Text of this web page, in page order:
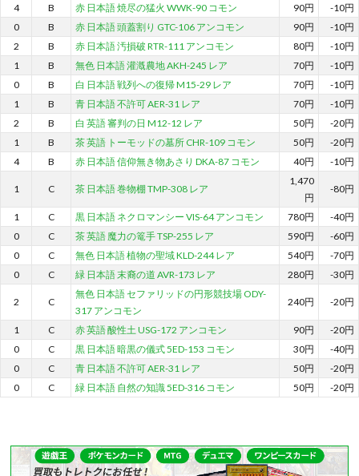
4
B 赤 日本語 焼尽の猛火 WWK-90 コモン 90円
-10円
0
B 赤 日本語 頭蓋割り GTC-106 アンコモン 90円
-10円
2
B 赤 日本語 汚損破 RTR-111 アンコモン 80円
-10円
1
B 無色 日本語 灌漑農地 AKH-245 レア 70円
-10円
0
B 白 日本語 戦列への復帰 M15-29 レア 70円
-10円
1
B 青 日本語 不許可 AER-31 レア 70円
-10円
2
B 白 英語 審判の日 M12-12 レア 50円
-20円
1
B 茶 英語 トーモッドの墓所 CHR-109 コモン 50円
-20円
4
B 赤 日本語 信仰無き物あさり DKA-87 コモン 40円 -10円
1 C 茶 日本語 巻物棚 TMP-308 レア
1,470
円
-80円
1 C 黒 日本語 ネクロマンシー VIS-64 アンコモン 780円
-40円
0
C 茶 英語 魔力の篭手 TSP-255 レア 590円
-60円
0
C 無色 日本語 植物の聖域 KLD-244 レア 540円
-70円
0
C 緑 日本語 末裔の道 AVR-173 レア 280円 -30円
2 C
無色 日本語 セファリッドの円形競技場 ODY-
317 アンコモン
240円 -20円
1 C 赤 英語 酸性土 USG-172 アンコモン 90円
-20円
0
C 黒 日本語 暗黒の儀式 5ED-153 コモン 30円
-40円
0
C 青 日本語 不許可 AER-31 レア 50円
-20円
0
C 緑 日本語 自然の知識 5ED-316 コモン 50円 -20円